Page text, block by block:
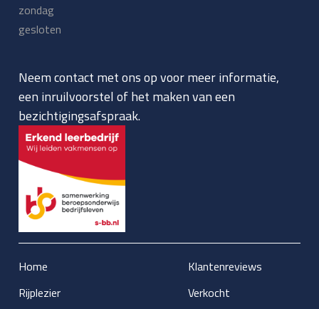
zondag
gesloten
Neem contact met ons op voor meer informatie,
een inruilvoorstel of het maken van een
bezichtigingsafspraak.
Home
Rijplezier
Klantenreviews
Verkocht